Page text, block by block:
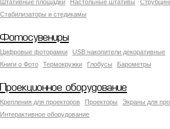
Штативные площадки
Настольные штативы
Стабилизаторы и стедикамы
Фотосувениры
Цифровые фоторамки USB накопители декоративные
Книги о Фото
Термокружки Глобусы Барометры
Проекционное оборудование
Крепления для проекторов Проекторы
Экраны для
Интерактивное оборудование